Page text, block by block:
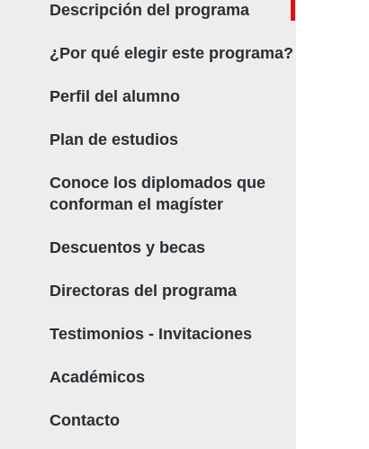
Descripción del programa
¿Por qué elegir este programa?
Perfil del alumno
Plan de estudios
Conoce los diplomados que
conforman el magíster
Descuentos y becas
Directoras del programa
Testimonios - Invitaciones
Académicos
Contacto